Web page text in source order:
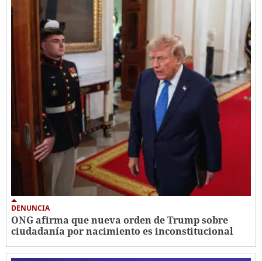
DENUNCIA
ONG afirma que nueva orden de Trump sobre
ciudadanía por nacimiento es inconstitucional